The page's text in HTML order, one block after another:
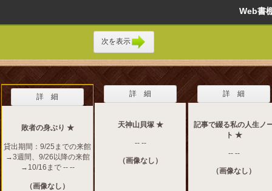
Web
次を表示
詳 細
敗者の身ぶり ★
貸出期間：9/25までの来館
→3週間、9/26以降の来館
→10/16まで -- --
（画像なし）
詳 細
天神山貝塚 ★
-- --
（画像なし）
詳 細
記事で綴る私の人生ノ
ト ★
-- --
（画像なし）